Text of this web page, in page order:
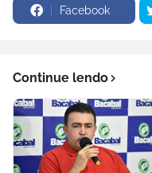
Facebook
Continue lendo